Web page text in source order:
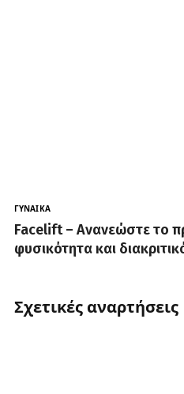
ΓΥΝΑΊΚΑ
Facelift – Ανανεώστε το
φυσικότητα και
Σχετικές αναρτήσεις